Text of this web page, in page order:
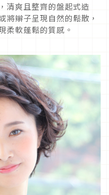
清爽且整齊的盤起式造
將辮子呈現自然的鬆散，
柔軟蓬鬆的質感。